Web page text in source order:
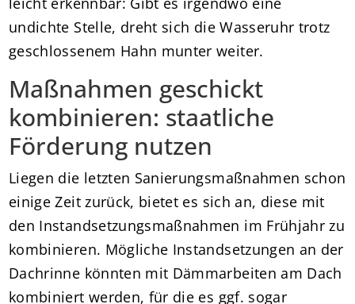
undichte Stelle, dreht sich die Wasseruhr trotz
geschlossenem Hahn munter weiter.
Maßnahmen geschickt
kombinieren: staatliche
Förderung nutzen
Liegen die letzten Sanierungsmaßnahmen schon
einige Zeit zurück, bietet es sich an, diese mit
den Instandsetzungsmaßnahmen im Frühjahr zu
kombinieren. Mögliche Instandsetzungen an der
Dachrinne könnten mit Dämmarbeiten am Dach
kombiniert werden, für die es ggf. sogar